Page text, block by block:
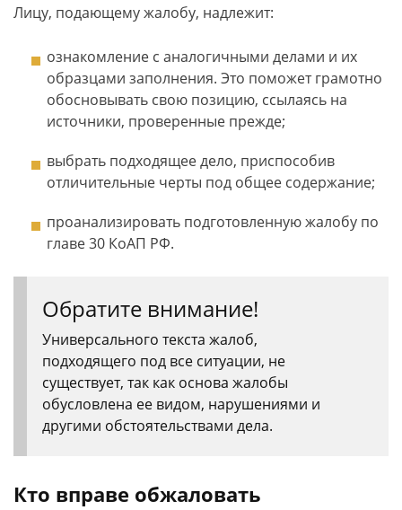
Лицу, подающему жалобу, надлежит:
ознакомление с аналогичными делами и их
образцами заполнения. Это поможет грамотно
обосновывать свою позицию, ссылаясь на
источники, проверенные прежде;
выбрать подходящее дело, приспособив
отличительные черты под общее содержание;
проанализировать подготовленную жалобу по
главе 30 КоАП РФ.
Обратите внимание!
Универсального текста жалоб,
подходящего под все ситуации, не
существует, так как основа жалобы
обусловлена ее видом, нарушениями и
другими обстоятельствами дела.
Кто вправе обжаловать